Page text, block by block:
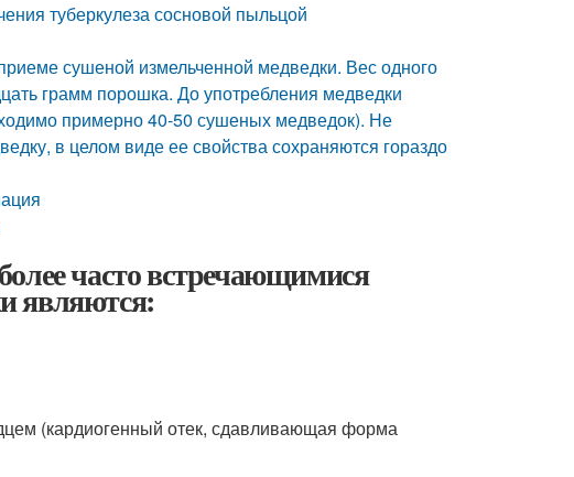
туберкулеза сосновой пыльцой
сушеной измельченной медведки. Вес одного
грамм порошка. До употребления медведки
примерно 40-50 сушеных медведок). Не
в целом виде ее свойства сохраняются гораздо
часто встречающимися
являются:
(кардиогенный отек, сдавливающая форма